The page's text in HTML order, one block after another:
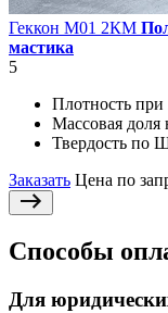
Геккон М01 2КМ
мастика
5
Плотность при
Массовая доля
Твердость по
Заказать Цена по
Способы
Для